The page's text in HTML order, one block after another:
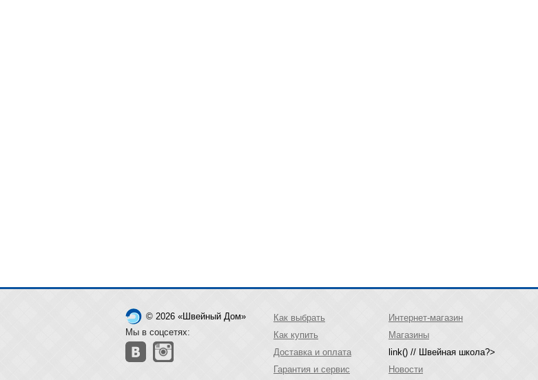
© 2026 «Швейный Дом»
Мы в соцсетях:
Как выбрать
Как купить
Доставка и оплата
Гарантия и сервис
Интернет-магазин
Магазины
link() // Швейная школа?>
Новости